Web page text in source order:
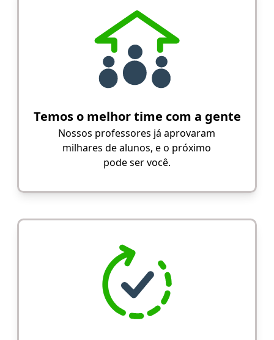
Temos o melhor time com a gente
Nossos professores já aprovaram
milhares de alunos, e o próximo
pode ser você.